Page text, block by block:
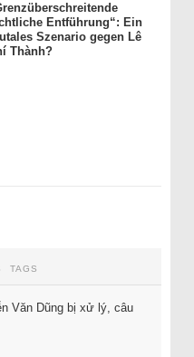
Entführung“: Ein
Szenario gegen Lê
Thành?
TAGS
Văn Dũng bị xử lý, câu